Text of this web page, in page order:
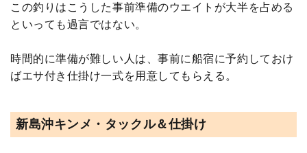
この釣りはこうした事前準備のウエイトが大半を占める
といっても過言ではない。
時間的に準備が難しい人は、事前に船宿に予約しておけ
ばエサ付き仕掛け一式を用意してもらえる。
新島沖キンメ・タックル＆仕掛け